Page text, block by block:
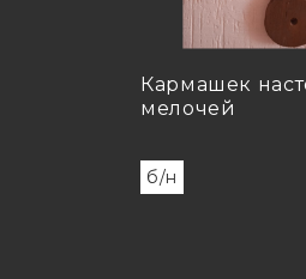
Кармашек
мелочей
б/н